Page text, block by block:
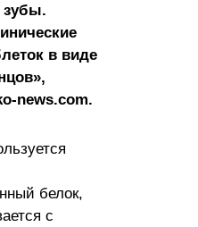
в виде
news.com.
белок,
с